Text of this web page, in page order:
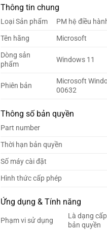
Thông tin chung
Loại Sản phẩm
PM hệ điều
Tên hãng
Microsoft
Dòng sản
phẩm
Windows 11
Phiên bản
Microsoft
00632
Thông số bản quyền
Part number
Thời hạn bản quyền
Số máy cài đặt
Hình thức cấp phép
Ứng dụng & Tính năng
Phạm vi sử dụng
Là dạng
bản quyền